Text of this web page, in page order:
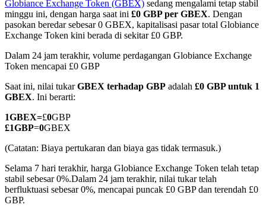
COIN-M Berjangka
Mata Uang Kripto Berjangka
TradFi
Derivatif saham, forex, logam mulia, dan komoditas
Globiance Exchange Token (GBEX) sedang mengalami tetap stabil
minggu ini, dengan harga saat ini £0 GBP per GBEX. Dengan
pasokan beredar sebesar 0 GBEX, kapitalisasi pasar total Globiance
Exchange Token kini berada di sekitar £0 GBP.
Dalam 24 jam terakhir, volume perdagangan Globiance Exchange
Token mencapai £0 GBP
Saat ini, nilai tukarGBEX terhadap GBP adalah £0 GBP untuk 1
GBEX. Ini berarti:
1GBEX=£0GBP
£1GBP=0GBEX
(Catatan: Biaya pertukaran dan biaya gas tidak termasuk.)
Selama 7 hari terakhir, harga Globiance Exchange Token telah tetap
stabil sebesar 0%.Dalam 24 jam terakhir, nilai tukar telah
berfluktuasi sebesar 0%, mencapai puncak £0 GBP dan terendah £0
GBP.